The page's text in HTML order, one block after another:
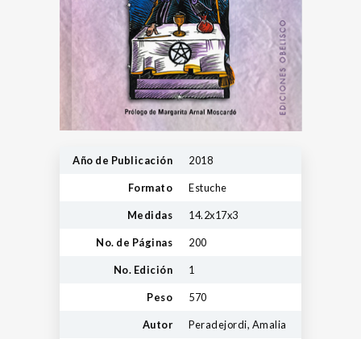
Año de Publicación 2018
Formato Estuche
Medidas 14.2x17x3
No. de Páginas 200
No. Edición 1
Peso 570
Autor Peradejordi, Amalia